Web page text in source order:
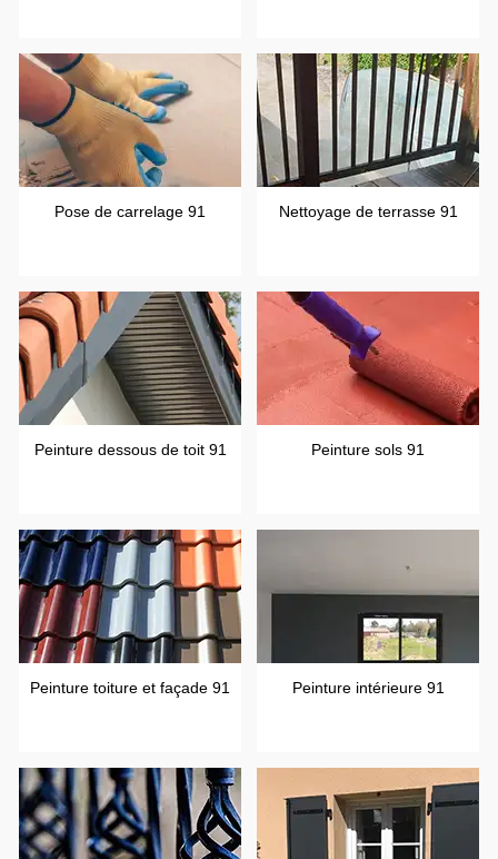
Pose de carrelage 91 Nettoyage de terrasse 91
Peinture dessous de toit 91 Peinture sols 91
Peinture toiture et façade 91 Peinture intérieure 91